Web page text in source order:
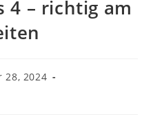
4 – richtig am
28, 2024